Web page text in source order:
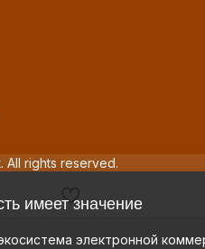
All rights reserved.
имеет значение
электронной